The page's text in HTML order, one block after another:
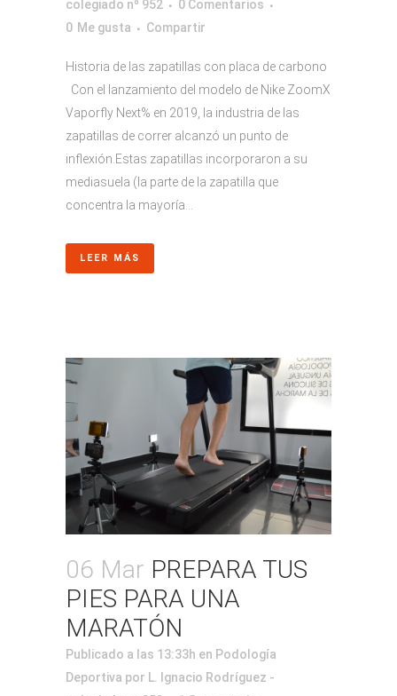
colegiado nº 952
0 Comentarios
0 Me gusta Compartir
Historia de las zapatillas con placa de carbono
Con el lanzamiento del modelo de Nike ZoomX
Vaporfly Next% en 2019, la industria de las
zapatillas de correr alcanzó un punto de
inflexión.Estas zapatillas incorporaron a su
mediasuela (la parte de la zapatilla que
concentra la mayoría...
LEER MÁS
06 Mar PREPARA TUS
PIES PARA UNA
MARATÓN
Publicado a las 13:33h en Podología
Deportiva por L. Ignacio Rodríguez -